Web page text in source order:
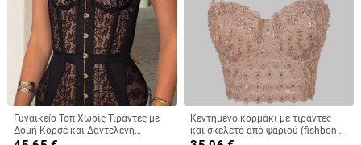
Γυναικεῖο Τοπ Χωρίς Τιράντες με
Δομή Κορσέ και Δαντελένη
Επένδυση, Στενή Γραμμή,
Κεντημένο κορμάκι με τιράντες
και σκελετό από ψαριού (fishbone),
βέστ με διαμαντιών διακόσμηση,